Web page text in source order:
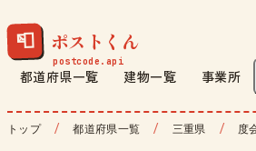
📮 ポストくん
都道府県一覧 建物一覧 事業所
トップ 都道府県一覧 三重県 度